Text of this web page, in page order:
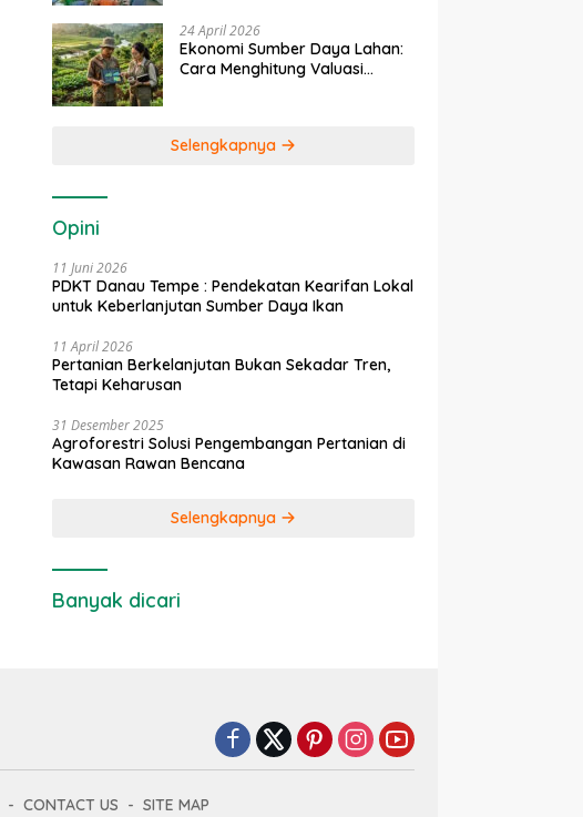
24 April 2026
Ekonomi Sumber Daya Lahan:
Cara Menghitung Valuasi
Selengkapnya
Opini
11 Juni 2026
PDKT Danau Tempe : Pendekatan Kearifan Lokal
untuk Keberlanjutan Sumber Daya Ikan
11 April 2026
Pertanian Berkelanjutan Bukan Sekadar Tren,
Tetapi Keharusan
31 Desember 2025
Agroforestri Solusi Pengembangan Pertanian di
Kawasan Rawan Bencana
Selengkapnya
Banyak dicari
CONTACT US SITE MAP